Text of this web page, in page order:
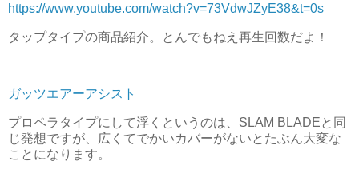
https://www.youtube.com/watch?v=73VdwJZyE38&t=0s
タップタイプの商品紹介。とんでもねえ再生回数だよ！
ガッツエアーアシスト
プロペラタイプにして浮くというのは、SLAM BLADEと同
じ発想ですが、広くてでかいカバーがないとたぶん大変な
ことになります。